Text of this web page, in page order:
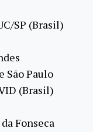
SP (Brasil)
São Paulo
(Brasil)
Fonseca